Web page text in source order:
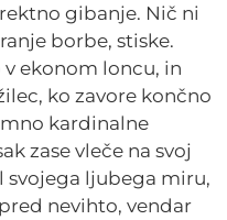
gibanje. Nič ni
borbe, stiske.
ekonom loncu, in
ko zavore končno
kardinalne
zase vleče na svoj
svojega ljubega miru,
nevihto, vendar